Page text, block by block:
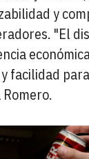
y
"El
facilidad